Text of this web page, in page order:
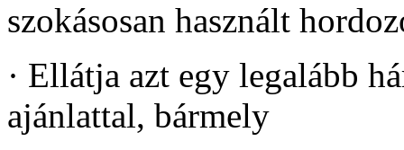
szokásosan használt
· Ellátja azt egy legalább
ajánlattal, bármely